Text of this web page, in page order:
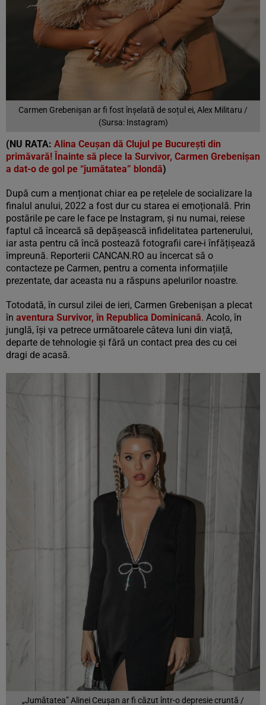
Carmen Grebenișan ar fi fost înșelată de soțul ei, Alex Militaru /
(Sursa: Instagram)
(NU RATA: Alina Ceușan dă Clujul pe București din
primăvară! Înainte să plece la Survivor, Carmen Grebenișan
a dat-o de gol pe “jumătatea” blondă)
După cum a menționat chiar ea pe rețelele de socializare la
finalul anului, 2022 a fost dur cu starea ei emoțională. Prin
postările pe care le face pe Instagram, și nu numai, reiese
faptul că încearcă să depășească infidelitatea partenerului,
iar asta pentru că încă postează fotografii care-i înfățișează
împreună. Reporterii CANCAN.RO au încercat să o
contacteze pe Carmen, pentru a comenta informațiile
prezentate, dar aceasta nu a răspuns apelurilor noastre.
Totodată, în cursul zilei de ieri, Carmen Grebenișan a plecat
în aventura Survivor, în Republica Dominicană. Acolo, în
junglă, își va petrece următoarele câteva luni din viață,
departe de tehnologie și fără un contact prea des cu cei
dragi de acasă.
„Jumătatea” Alinei Ceușan ar fi căzut într-o depresie cruntă /